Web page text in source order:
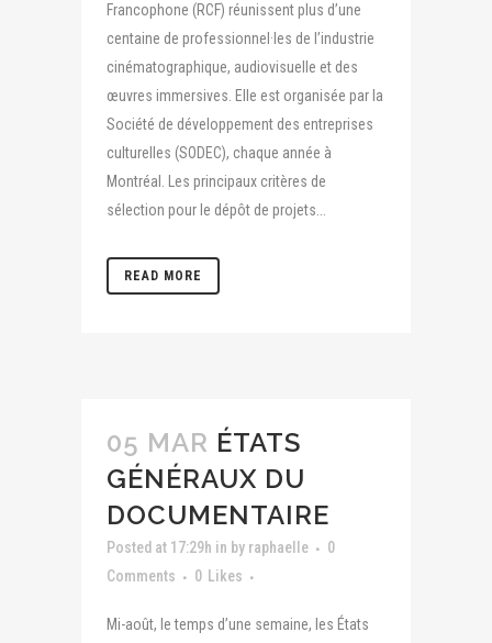
Francophone (RCF) réunissent plus d’une
centaine de professionnel·les de l’industrie
cinématographique, audiovisuelle et des
œuvres immersives. Elle est organisée par la
Société de développement des entreprises
culturelles (SODEC), chaque année à
Montréal. Les principaux critères de
sélection pour le dépôt de projets...
READ MORE
05 MAR ÉTATS
GÉNÉRAUX DU
DOCUMENTAIRE
Posted at 17:29h in by raphaelle
0
Comments
0 Likes
Mi-août, le temps d’une semaine, les États